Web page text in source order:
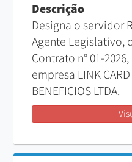
Descrição
Designa o servidor
Agente Legislativo,
Contrato n° 01-
empresa LINK
BENEFICIOS LTDA.